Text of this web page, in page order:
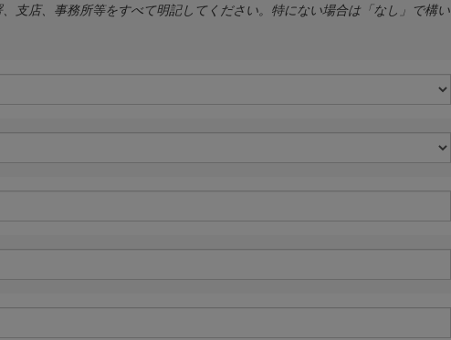
支店、事務所等をすべて明記してください。特にない場合は「なし」で構い